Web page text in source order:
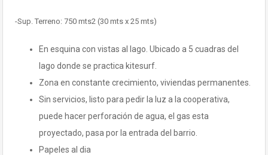
-Sup. Terreno: 750 mts2 (30 mts x 25 mts)
En esquina con vistas al lago. Ubicado a 5 cuadras del
lago donde se practica kitesurf.
Zona en constante crecimiento, viviendas permanentes.
Sin servicios, listo para pedir la luz a la cooperativa,
puede hacer perforación de agua, el gas esta
proyectado, pasa por la entrada del barrio.
Papeles al dia